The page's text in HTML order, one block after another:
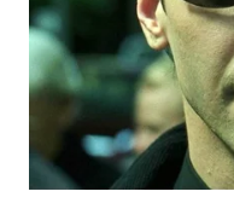
PAKPAK
KARAWANG